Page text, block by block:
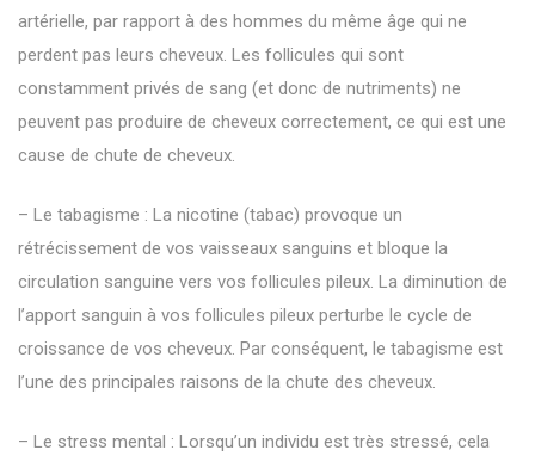
artérielle, par rapport à des hommes du même âge qui ne
perdent pas leurs cheveux. Les follicules qui sont
constamment privés de sang (et donc de nutriments) ne
peuvent pas produire de cheveux correctement, ce qui est une
cause de chute de cheveux.
– Le tabagisme : La nicotine (tabac) provoque un
rétrécissement de vos vaisseaux sanguins et bloque la
circulation sanguine vers vos follicules pileux. La diminution de
l’apport sanguin à vos follicules pileux perturbe le cycle de
croissance de vos cheveux. Par conséquent, le tabagisme est
l’une des principales raisons de la chute des cheveux.
– Le stress mental : Lorsqu’un individu est très stressé, cela